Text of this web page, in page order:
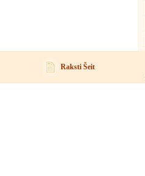
Raksti Šeit